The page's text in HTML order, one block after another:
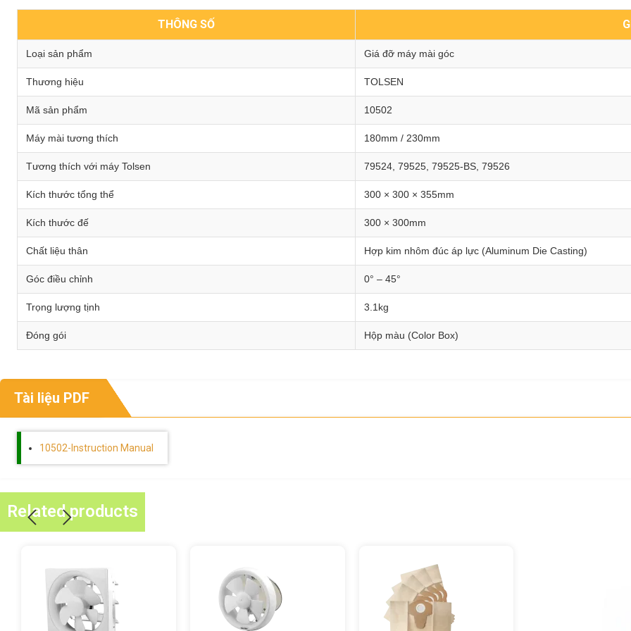
THÔNG SỐ
Loại sản phẩm Giá đỡ máy mài góc
Thương hiệu TOLSEN
Mã sản phẩm 10502
Máy mài tương thích 180mm / 230mm
Tương thích với máy Tolsen 79524, 79525, 79525-BS, 79526
Kích thước tổng thể 300 × 300 × 355mm
Kích thước đế 300 × 300mm
Chất liệu thân Hợp kim nhôm đúc áp lực (Aluminum Die Casting)
Góc điều chỉnh 0° – 45°
Trọng lượng tịnh 3.1kg
Đóng gói Hộp màu (Color Box)
Tài liệu PDF
10502-Instruction Manual
Related products